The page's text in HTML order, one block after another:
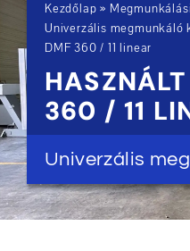
SZOLGÁLTATÁS
RÓLUNK
KAPCSOLATFELVÉTEL
Kezdőlap »
Univerzális megmunkáló
DMF 360 / 11 linear
360 / 11
Univerzális